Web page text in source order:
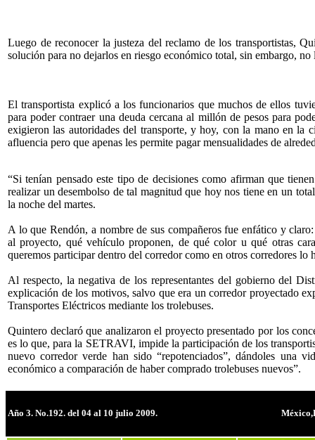
Luego de reconocer la justeza del reclamo de los transportistas,
solución para no dejarlos en riesgo económico total, sin embargo,
El transportista explicó a los funcionarios que muchos de ellos
para poder contraer una deuda cercana al millón de pesos para
exigieron las autoridades del transporte, y hoy, con la mano en la
afluencia pero que apenas les permite pagar mensualidades de
“Si tenían pensado este tipo de decisiones como afirman que
realizar un desembolso de tal magnitud que hoy nos tiene en un
la noche del martes.
A lo que Rendón, a nombre de sus compañeros fue enfático y
al proyecto, qué vehículo proponen, de qué color u qué otras
queremos participar dentro del corredor como en otros corredores lo
Al respecto, la negativa de los representantes del gobierno del
explicación de los motivos, salvo que era un corredor proyectado
Transportes Eléctricos mediante los trolebuses.
Quintero declaró que analizaron el proyecto presentado por los
es lo que, para la SETRAVI, impide la participación de los
nuevo corredor verde han sido “repotenciados”, dándoles una
económico a comparación de haber comprado trolebuses nuevos”.
Año 3. No.192. del 04 al 10 julio 2009.